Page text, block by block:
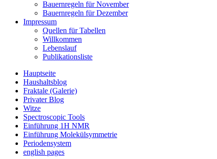
Bauernregeln für November
Bauernregeln für Dezember
Impressum
Quellen für Tabellen
Willkommen
Lebenslauf
Publikationsliste
Hauptseite
Haushaltsblog
Fraktale (Galerie)
Privater Blog
Witze
Spectroscopic Tools
Einführung 1H NMR
Einführung Molekülsymmetrie
Periodensystem
english pages